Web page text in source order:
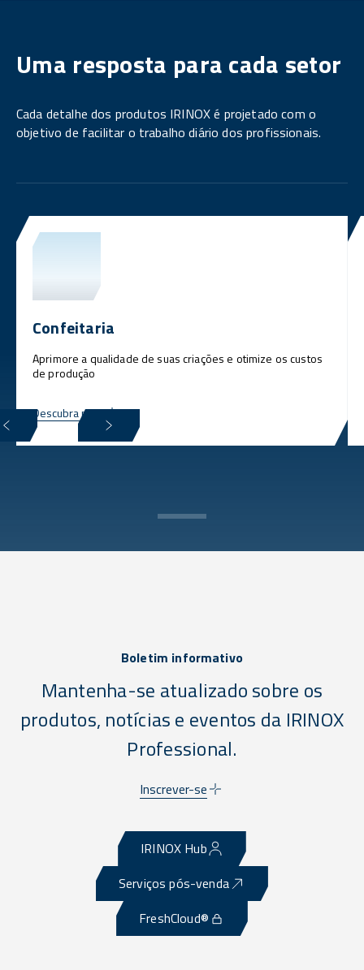
Uma resposta para cada setor
Cada detalhe dos produtos IRINOX é projetado com o
objetivo de facilitar o trabalho diário dos profissionais.
Confeitaria
Aprimore a qualidade de suas criações e otimize os custos
de produção
Descubra mais
Boletim informativo
Mantenha-se atualizado sobre os
produtos, notícias e eventos da IRINOX
Professional.
Inscrever-se
IRINOX Hub
Serviços pós-venda
FreshCloud®